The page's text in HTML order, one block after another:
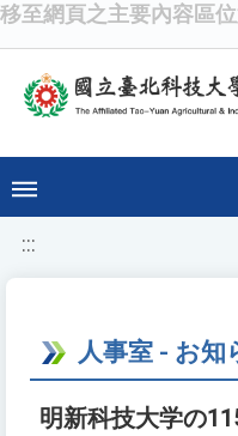
移至網頁之主要內容區
:::
人事室 - お知
明新科技大学の